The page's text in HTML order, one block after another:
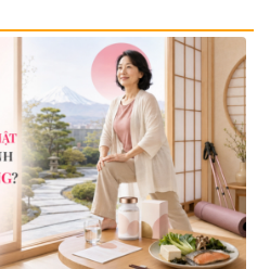
Viên uống hỗ trợ giải độc và
phục hồi chức năng gan Biken
Liver Ex 120 viên - Date
07/2027
|0
1.390.000 đ